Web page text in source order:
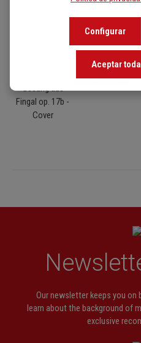
MM 2106922
Our newsletter keeps you on
learn about the background of
exclusive
Configurar
Aceptar